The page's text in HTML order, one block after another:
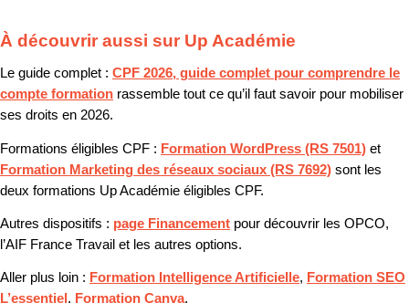
À découvrir aussi sur Up Académie
Le guide complet : CPF 2026, guide complet pour comprendre le
compte formation rassemble tout ce qu’il faut savoir pour mobiliser
ses droits en 2026.
Formations éligibles CPF : Formation WordPress (RS 7501) et
Formation Marketing des réseaux sociaux (RS 7692) sont les
deux formations Up Académie éligibles CPF.
Autres dispositifs : page Financement pour découvrir les OPCO,
l’AIF France Travail et les autres options.
Aller plus loin : Formation Intelligence Artificielle, Formation SEO
L’essentiel , Formation Canva.